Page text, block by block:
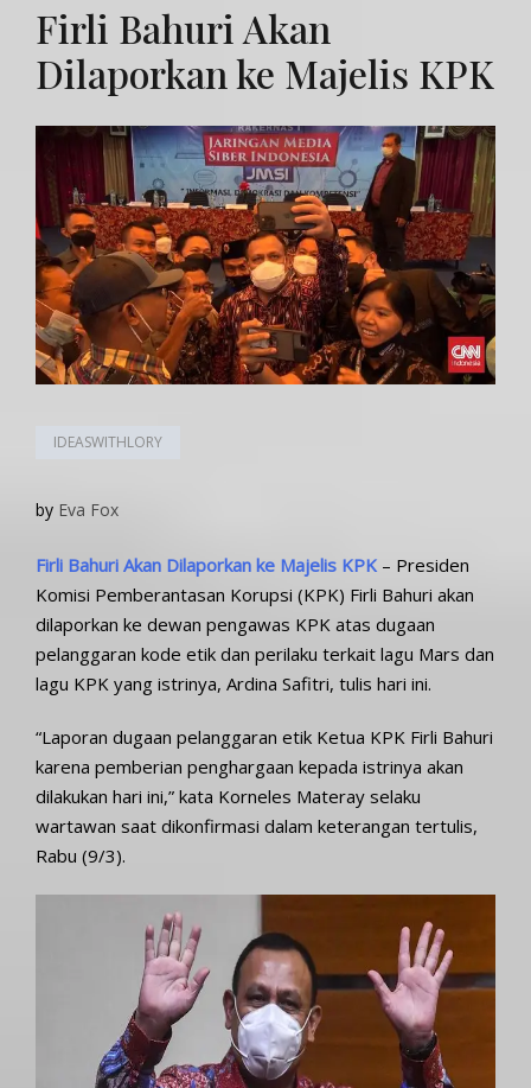
Firli Bahuri Akan
Dilaporkan ke Majelis KPK
IDEASWITHLORY
by Eva Fox
Firli Bahuri Akan Dilaporkan ke Majelis KPK– Presiden
Komisi Pemberantasan Korupsi (KPK) Firli Bahuri akan
dilaporkan ke dewan pengawas KPK atas dugaan
pelanggaran kode etik dan perilaku terkait lagu Mars dan
lagu KPK yang istrinya, Ardina Safitri, tulis hari ini.
“Laporan dugaan pelanggaran etik Ketua KPK Firli Bahuri
karena pemberian penghargaan kepada istrinya akan
dilakukan hari ini,” kata Korneles Materay selaku
wartawan saat dikonfirmasi dalam keterangan tertulis,
Rabu (9/3).